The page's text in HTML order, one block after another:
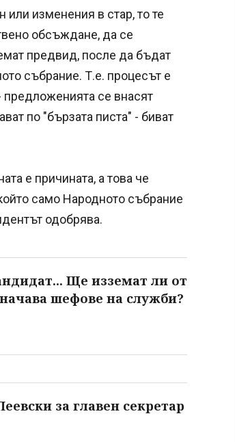
изменения в стар, то те
обсъждане, да се
предвид, после да бъдат
събрание. Т.е. процесът е
се внасят
по "бързата писта" - биват
е причината, а това че
само Народното събрание
одобрява.
Ще изземат ли от
шефове на служби?
за главен секретар